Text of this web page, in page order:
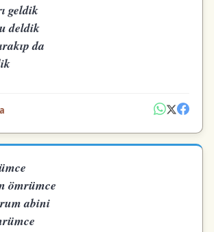
geldik
deldik
da
ömrümce
abini